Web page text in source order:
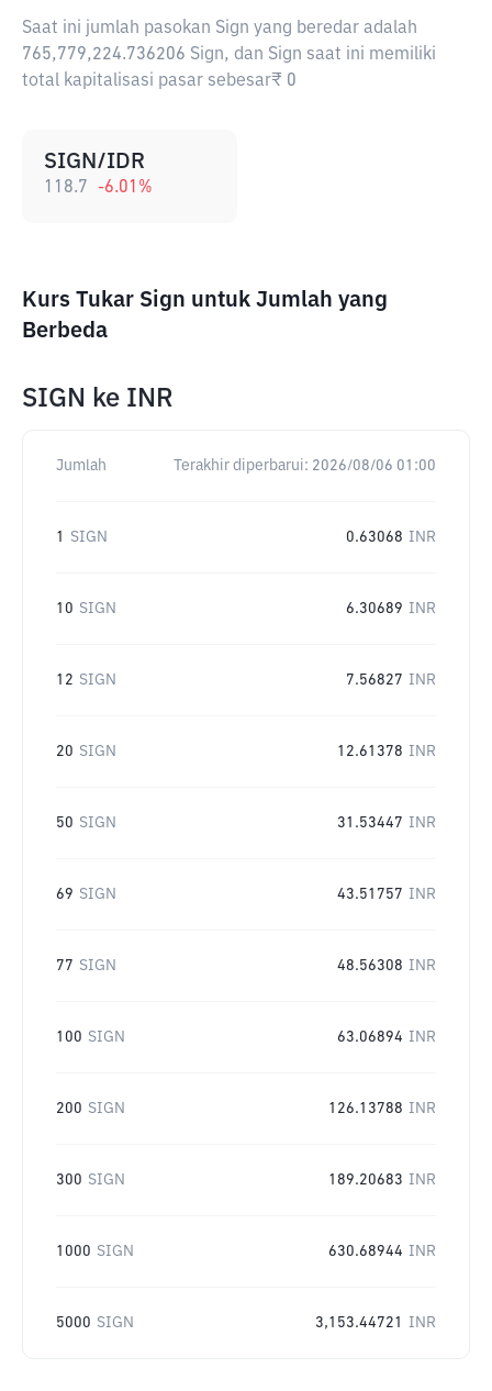
Saat ini jumlah pasokan Sign yang beredar adalah
765,779,224.736206 Sign, dan Sign saat ini memiliki
total kapitalisasi pasar sebesar₹ 0
SIGN/IDR
118.7 -6.01 %
Kurs Tukar Sign untuk Jumlah yang
Berbeda
SIGN ke INR
Jumlah Terakhir diperbarui: 2026/08/06 01:00
1 SIGN 0.63068 INR
10 SIGN 6.30689 INR
12 SIGN 7.56827 INR
20 SIGN 12.61378 INR
50 SIGN 31.53447 INR
69 SIGN 43.51757 INR
77 SIGN 48.56308 INR
100 SIGN 63.06894 INR
200 SIGN 126.13788 INR
300 SIGN 189.20683 INR
1000 SIGN 630.68944 INR
5000 SIGN 3,153.44721 INR